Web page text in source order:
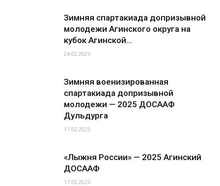
Зимняя спартакиада допризывной
молодежи Агинского округа на
кубок Агинской...
24.02.2025
Зимняя военизированная
спартакиада допризывной
молодежи — 2025 ДОСААФ
Дульдурга
17.02.2025
«Лыжня России» — 2025 Агинский
ДОСААФ
17.02.2025